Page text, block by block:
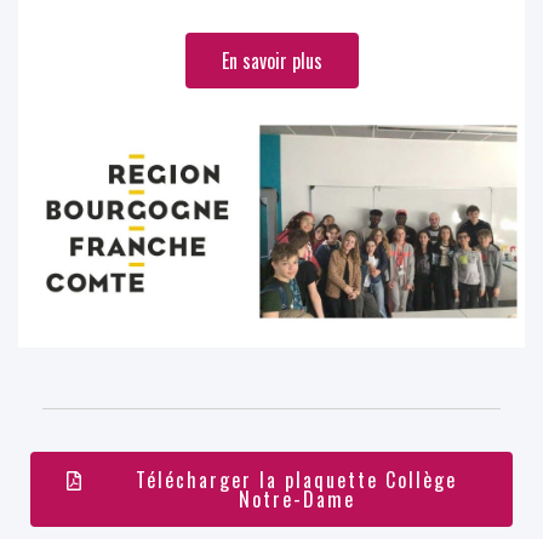
En savoir plus
Télécharger la plaquette Collège
Notre-Dame